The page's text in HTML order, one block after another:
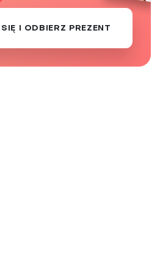
I ODBIERZ PREZENT